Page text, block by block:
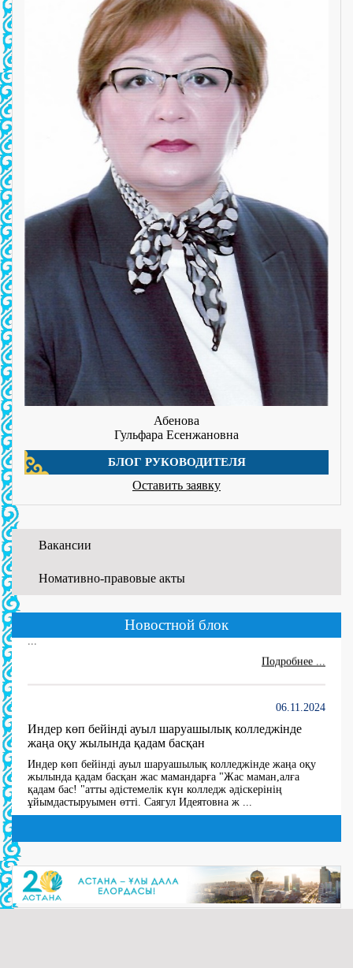
Абенова
Гульфара Есенжановна
БЛОГ РУКОВОДИТЕЛЯ
Оставить заявку
Вакансии
Номативно-правовые акты
Новостной блок
WORLDSKILLS ATYRAU-2026
Подробнее ...
жаңа оқу жылында қадам басқан
жылында қадам басқан жас мамандарға "Жас маман,алға
қадам бас! "атты әдістемелік күн колледж әдіскерінің
ұйымдастыруымен өтті. Саягул Идеятовна ж ...
Подробнее ...
10 мая В 2024 году создана комиссия по утверждению
состава Государственной квалификационной
комиссии по 5 специальностям